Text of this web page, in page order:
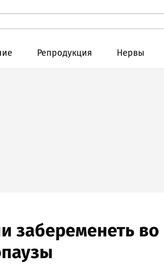
Репродукция Нервы
забеременеть